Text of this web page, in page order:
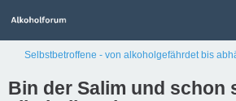
Selbstbetroffene - von alkoholgefährdet bis
Bin der Salim und schon